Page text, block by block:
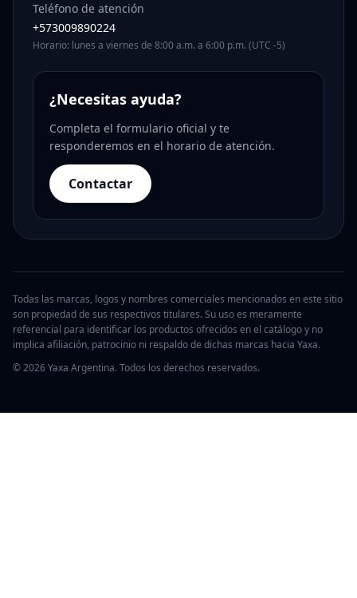
Teléfono de atención
+573009890224
Horario: lunes a viernes de 8:00 a.m. a 6:00 p.m. (UTC -5)
¿Necesitas ayuda?
Completa el formulario oficial y te
responderemos en el horario de atención.
Contactar
Todas las marcas, logos y nombres comerciales mencionados en este sitio
son propiedad de sus respectivos titulares. Su uso es meramente
referencial para identificar los productos ofrecidos en el catálogo y no
implica afiliación, patrocinio ni respaldo de dichas marcas hacia Yaxa.
© 2026 Yaxa Argentina. Todos los derechos reservados.